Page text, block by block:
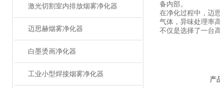
激光切割室内排放烟雾净化器
迈思赫烟雾净化器
白墨烫画净化器
工业小型焊接烟雾净化器
备内部。
在净化过程中，迈
气体，异味处理率
不仅是选择了一台
产